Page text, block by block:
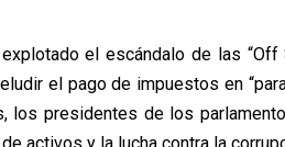
el escándalo de las
el pago de impuestos en
los presidentes de los